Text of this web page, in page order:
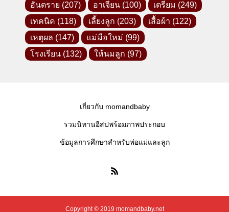
อันตราย (207) อาเจียน (100) เตรียม (249)
เทคนิค (118) เลี้ยงลูก (203) เสื้อผ้า (122)
เหตุผล (147) แม่มือใหม่ (99)
โรงเรียน (132) ให้นมลูก (97)
เกี่ยวกับ momandbaby
รวมนิทานอีสปพร้อมภาพประกอบ
ข้อมูลการศึกษาสำหรับพ่อแม่และลูก
Copyright © 2019 momandbaby.net